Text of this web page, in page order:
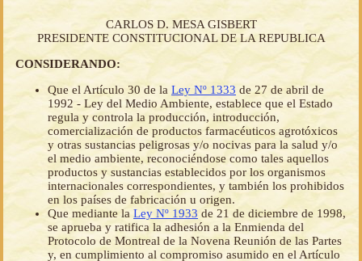
CARLOS D. MESA GISBERT
PRESIDENTE CONSTITUCIONAL DE LA REPUBLICA
CONSIDERANDO:
Que el Artículo 30 de la Ley Nº 1333 de 27 de abril de
1992 - Ley del Medio Ambiente, establece que el Estado
regula y controla la producción, introducción,
comercialización de productos farmacéuticos agrotóxicos
y otras sustancias peligrosas y/o nocivas para la salud y/o
el medio ambiente, reconociéndose como tales aquellos
productos y sustancias establecidos por los organismos
internacionales correspondientes, y también los prohibidos
en los países de fabricación u origen.
Que mediante la Ley Nº 1933 de 21 de diciembre de 1998,
se aprueba y ratifica la adhesión a la Enmienda del
Protocolo de Montreal de la Novena Reunión de las Partes
y, en cumplimiento al compromiso asumido en el Artículo